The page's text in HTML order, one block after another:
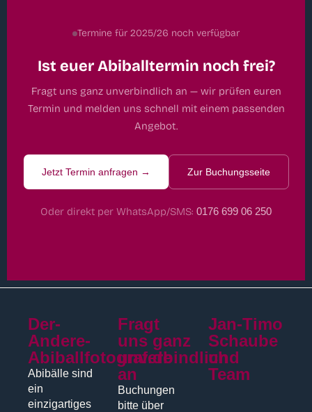
Termine für 2025/26 noch verfügbar
Ist euer Abiballtermin noch frei?
Fragt uns ganz unverbindlich an — wir prüfen euren
Termin und melden uns schnell mit einem passenden
Angebot.
Jetzt Termin anfragen → Zur Buchungsseite
Oder direkt per WhatsApp/SMS: 0176 699 06 250
Der-
Andere-
Abiballfotograf.de
Abibälle sind
ein
einzigartiges
Fragt
uns ganz
unverbindlich
an
Buchungen
bitte über
Jan-Timo
Schaube
und
Team